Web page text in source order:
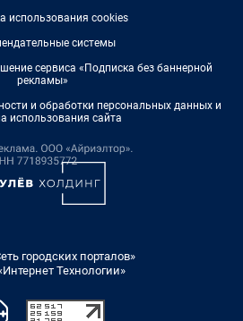
использования cookies
системы
сервиса «Подписка без баннерной
рекламы»
и обработки персональных данных и
использования сайта
городских порталов»
Технологии»